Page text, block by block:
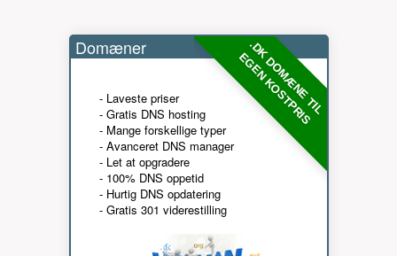
.DK DOMÆNE TIL
EGEN KOSTPRIS
Domæner
- Laveste priser
- Gratis DNS hosting
- Mange forskellige typer
- Avanceret DNS manager
- Let at opgradere
- 100% DNS oppetid
- Hurtig DNS opdatering
- Gratis 301 viderestilling